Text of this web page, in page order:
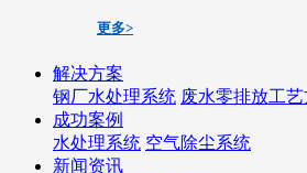
更多>
解决方案
钢厂水处理系统 废水零排放工艺
成功案例
水处理系统 空气除尘系统
新闻资讯